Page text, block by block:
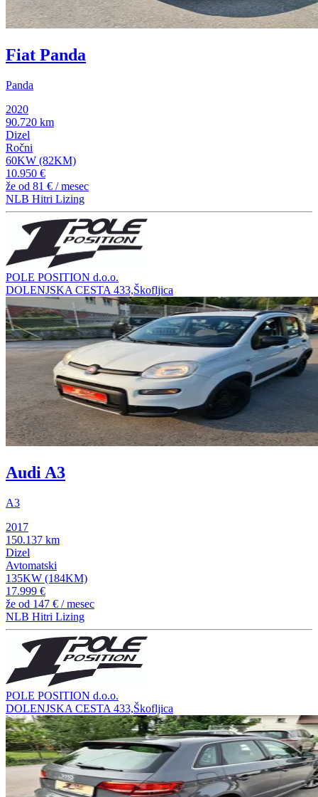
Fiat Panda
Panda
2020
90.720 km
Dizel
Ročni
60KW (82KM)
10.950 €
že od 81 € / mesec
NLB Hitri Lizing
POLE POSITION d.o.o.
DOLENJSKA CESTA 433,Škofljica
Audi A3
A3
2017
150.137 km
Dizel
Avtomatski
135KW (184KM)
17.999 €
že od 147 € / mesec
NLB Hitri Lizing
POLE POSITION d.o.o.
DOLENJSKA CESTA 433,Škofljica